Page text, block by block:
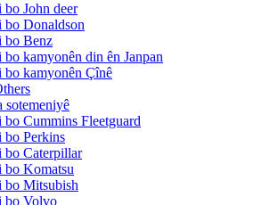
bo John deer
bo Donaldson
bo Benz
bo kamyonên din ên Janpan
bo kamyonên Çînê
sotemeniyê
bo Cummins Fleetguard
bo Perkins
bo Caterpillar
bo Komatsu
bo Mitsubish
bo Volvo